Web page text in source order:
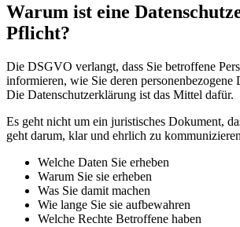
Warum ist eine
Pflicht?
Die DSGVO verlangt, dass Sie betroffene
informieren, wie Sie deren personenbezogene
Die Datenschutzerklärung ist das Mittel dafür.
Es geht nicht um ein juristisches Dokument,
geht darum, klar und ehrlich zu
Welche Daten Sie erheben
Warum Sie sie erheben
Was Sie damit machen
Wie lange Sie sie aufbewahren
Welche Rechte Betroffene haben